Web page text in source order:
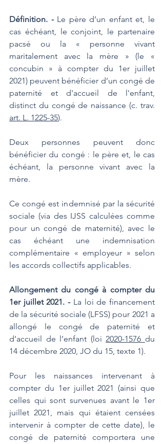
Définition. - Le père d’un enfant et, le
cas échéant, le conjoint, le partenaire
pacsé ou la « personne vivant
maritalement avec la mère » (le «
concubin » à compter du 1er juillet
2021) peuvent bénéficier d’un congé de
paternité et d'accueil de l'enfant,
art. L. 1225-35).
Deux personnes peuvent donc
bénéficier du congé : le père et, le cas
échéant, la personne vivant avec la
mère.
Ce congé est indemnisé par la sécurité
sociale (via des IJSS calculées comme
pour un congé de maternité), avec le
cas échéant une indemnisation
complémentaire « employeur » selon
les accords collectifs applicables.
Allongement du congé à compter du
1er juillet 2021. - La loi de financement
de la sécurité sociale (LFSS) pour 2021 a
allongé le congé de paternité et
d’accueil de l’enfant (loi 2020-1576 du
14 décembre 2020, JO du 15, texte 1).
Pour les naissances intervenant à
compter du 1er juillet 2021 (ainsi que
celles qui sont survenues avant le 1er
juillet 2021, mais qui étaient censées
intervenir à compter de cette date), le
congé de paternité comportera une